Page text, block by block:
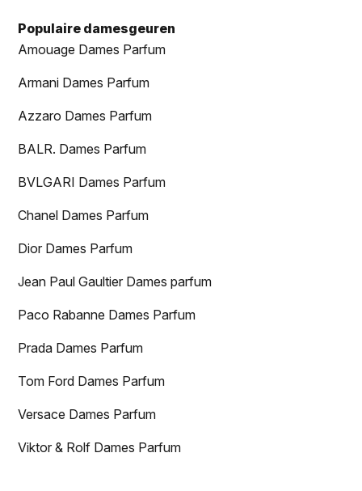
Populaire damesgeuren
Amouage Dames Parfum
Armani Dames Parfum
Azzaro Dames Parfum
BALR. Dames Parfum
BVLGARI Dames Parfum
Chanel Dames Parfum
Dior Dames Parfum
Jean Paul Gaultier Dames parfum
Paco Rabanne Dames Parfum
Prada Dames Parfum
Tom Ford Dames Parfum
Versace Dames Parfum
Viktor & Rolf Dames Parfum